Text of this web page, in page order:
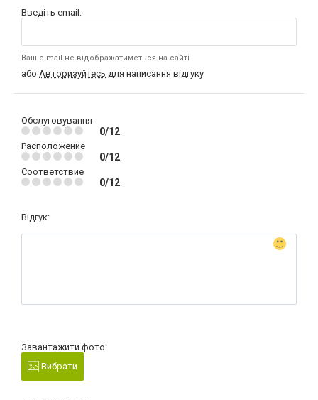
Введіть email:
Ваш e-mail не відображатиметься на сайті
або Авторизуйтесь для написання відгуку
Обслуговування
0/12
Расположение
0/12
Соответствие
0/12
Відгук:
Завантажити фото:
Вибрати